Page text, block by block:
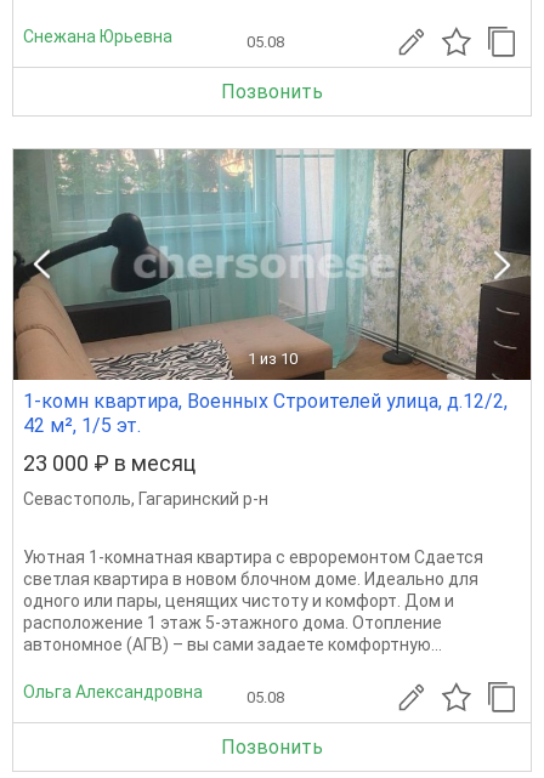
Снежана Юрьевна 05.08
Позвонить
1 из 10
1-комн квартира, Военных Строителей улица, д.12/2,
42 м², 1/5 эт.
23 000 ₽ в месяц
Севастополь, Гагаринский р-н
Уютная 1-комнатная квартира с евроремонтом Сдается
светлая квартира в новом блочном доме. Идеально для
одного или пары, ценящих чистоту и комфорт. Дом и
расположение 1 этаж 5-этажного дома. Отопление
автономное (АГВ) – вы сами задаете комфортную...
Ольга Александровна 05.08
Позвонить